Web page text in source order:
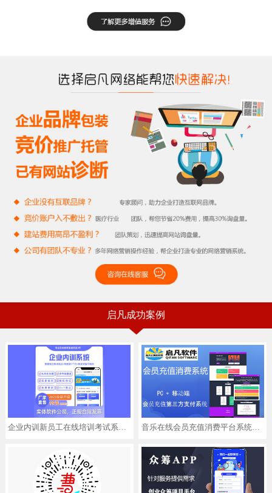
启凡成功案例
企业内训新员工在线培训考试系统系统开发,支持APP,小程序,H5三端 音乐在线会员充值消费平台系统第三方pc移动端软件